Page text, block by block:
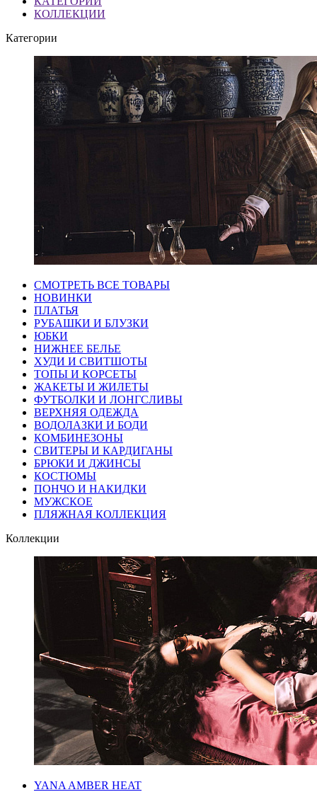
КОЛЛЕКЦИИ
Категории
СМОТРЕТЬ ВСЕ ТОВАРЫ
НОВИНКИ
ПЛАТЬЯ
РУБАШКИ И БЛУЗКИ
ЮБКИ
НИЖНЕЕ БЕЛЬЕ
ХУДИ И СВИТШОТЫ
ТОПЫ И КОРСЕТЫ
ЖАКЕТЫ И ЖИЛЕТЫ
ФУТБОЛКИ И ЛОНГСЛИВЫ
ВЕРХНЯЯ ОДЕЖДА
ВОДОЛАЗКИ И БОДИ
КОМБИНЕЗОНЫ
СВИТЕРЫ И КАРДИГАНЫ
БРЮКИ И ДЖИНСЫ
КОСТЮМЫ
ПОНЧО И НАКИДКИ
МУЖСКОЕ
ПЛЯЖНАЯ КОЛЛЕКЦИЯ
Коллекции
YANA AMBER HEAT